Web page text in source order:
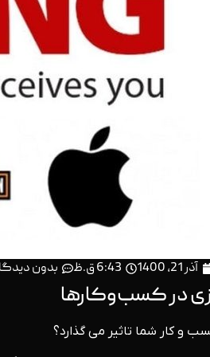
آذر 21, 1400 6:43 ق.ظ بدون
در کسب‌وکارها
و کار شما تاثیر می گذارد؟